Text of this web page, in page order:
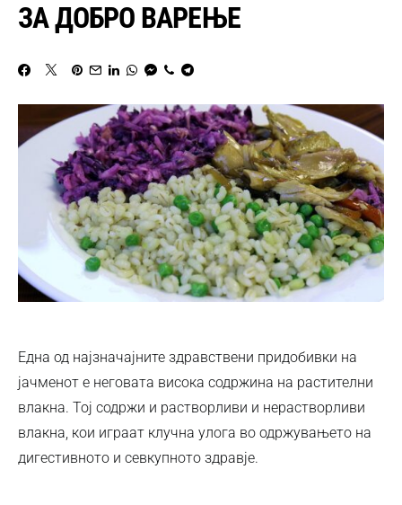
ЗА ДОБРО ВАРЕЊЕ
Една од најзначајните здравствени придобивки на
јачменот е неговата висока содржина на растителни
влакна. Тој содржи и растворливи и нерастворливи
влакна, кои играат клучна улога во одржувањето на
дигестивното и севкупното здравје.